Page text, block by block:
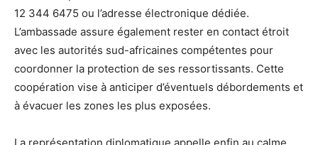
12 344 6475 ou l’adresse électronique dédiée.
L’ambassade assure également rester en contact étroit
avec les autorités sud-africaines compétentes pour
coordonner la protection de ses ressortissants. Cette
coopération vise à anticiper d’éventuels débordements et
à évacuer les zones les plus exposées.